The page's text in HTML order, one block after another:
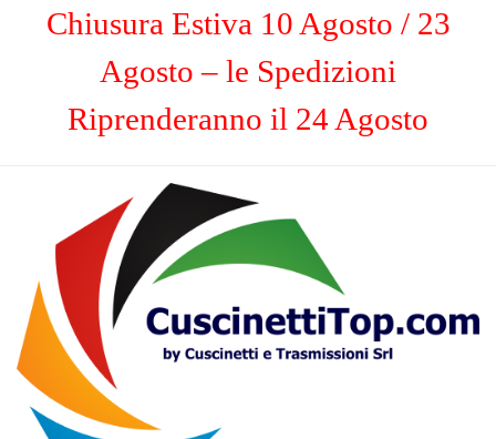
Chiusura Estiva 10 Agosto / 23
Agosto – le Spedizioni
Riprenderanno il 24 Agosto